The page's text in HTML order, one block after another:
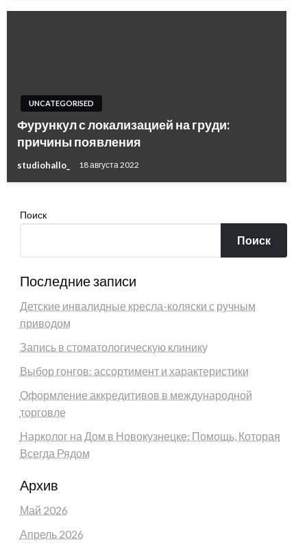
UNCATEGORISED
Фурункул с локализацией на груди:
причины появления
studiohallo_ 18 августа 2022
Поиск
Поиск
Последние записи
Детские инвалидные кресла-коляски с ручным
приводом
Запись в стоматологическую клинику
Выбор гонгов: ассортимент и характеристики
Оформление аккредитивов в международной
торговле
Нарколог на Дом в Новокузнецке: Помощь, Которая
Всегда Рядом
Архив
Май 2026
Апрель 2026